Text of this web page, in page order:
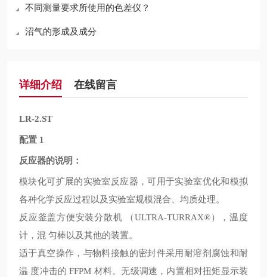
不同测量要求所使用的色差仪？
沼气的形成及成分
详细介绍 在线留言
LR-2.ST
配置 1
反应器的说明：
模块化可扩展的实验室反应器，可用于实验室优化和模拟
各种化学反应过程以及实验室规模混合、均质处理。
反应釜盖方便安装分散机 （ULTRA-TURRAX®）
，温度
计，混 匀棒以及其他的装置。
适于真空操作，与物料接触的密封件采用耐溶剂腐蚀和耐
温 度冲击的 FFPM 材料。无级调速，内置相对扭矩显示装